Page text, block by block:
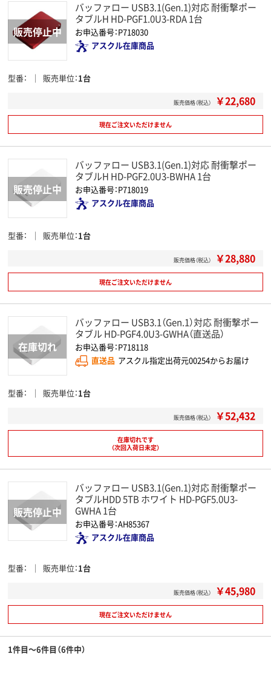
バッファロー USB3.1(Gen.1)対応 耐衝撃ポー
タブルH HD-PGF1.0U3-RDA 1台
お申込番号：P718030
アスクル在庫商品
型番 販売単位 1台
販売価格（税込） ￥22,680
現在ご注文いただけません
バッファロー USB3.1(Gen.1)対応 耐衝撃ポー
タブルH HD-PGF2.0U3-BWHA 1台
お申込番号：P718019
アスクル在庫商品
型番 販売単位 1台
販売価格（税込） ￥28,880
現在ご注文いただけません
バッファロー USB3.1（Gen.1）対応 耐衝撃ポー
タブル HD-PGF4.0U3-GWHA（直送品）
お申込番号：P718118
直送品 アスクル指定出荷元00254からお届け
型番 販売単位 1台
販売価格（税込） ￥52,432
在庫切れです
（次回入荷日未定）
バッファロー USB3.1(Gen.1)対応 耐衝撃ポー
タブルHDD 5TB ホワイト HD-PGF5.0U3-
GWHA 1台
お申込番号：AH85367
アスクル在庫商品
型番 販売単位 1台
販売価格（税込） ￥45,980
現在ご注文いただけません
1件目～6件目（6件中）